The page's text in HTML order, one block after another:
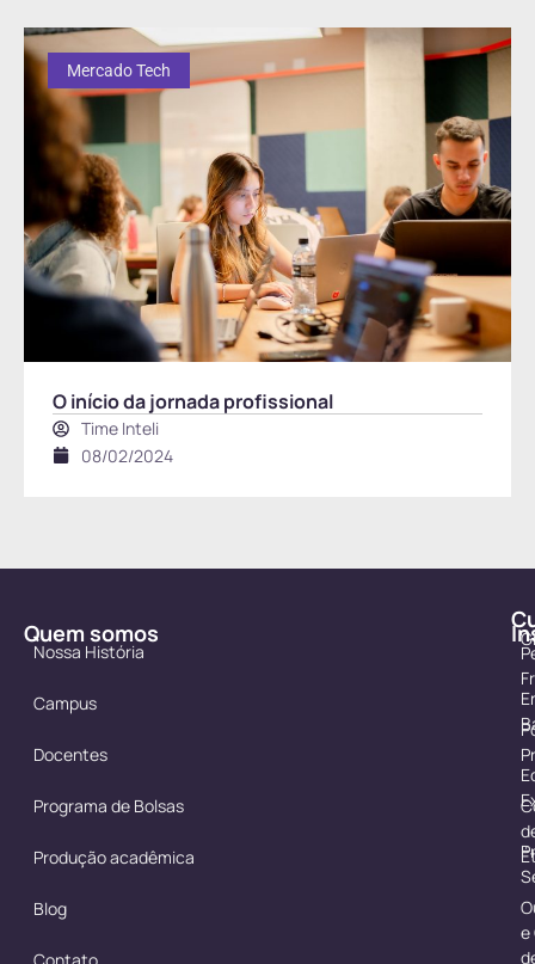
Mercado Tech
O início da jornada profissional
Time Inteli
08/02/2024
Quem somos
Nossa História
Campus
Docentes
Programa de Bolsas
Produção acadêmica
Blog
e